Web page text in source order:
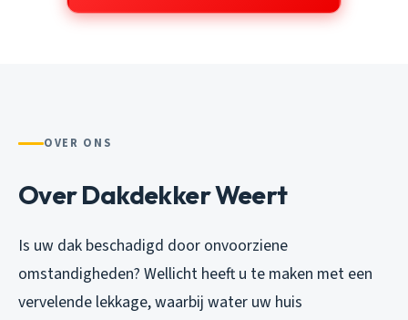
OVER ONS
Over Dakdekker Weert
Is uw dak beschadigd door onvoorziene
omstandigheden? Wellicht heeft u te maken met een
vervelende lekkage, waarbij water uw huis